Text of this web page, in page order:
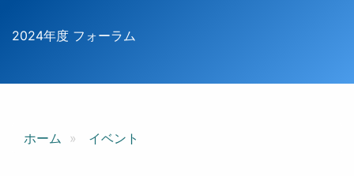
2024年度 フォーラム
ホーム イベント